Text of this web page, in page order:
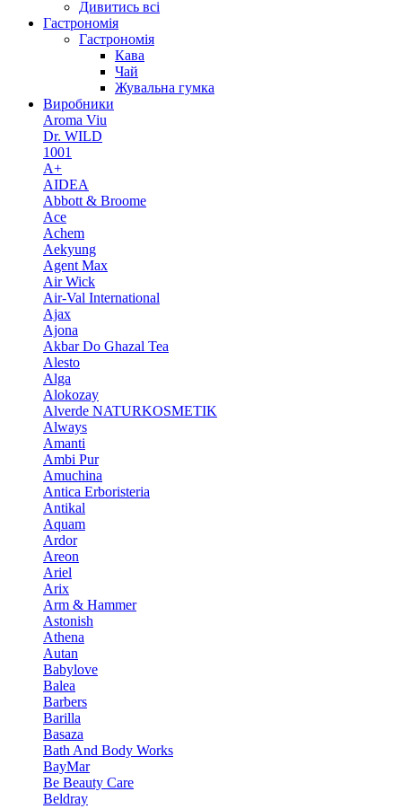
Дивитись всі
Гастрономія
Гастрономія
Кава
Чай
Жувальна гумка
Виробники
Aroma Viu
Dr. WILD
1001
A+
AIDEA
Abbott & Broome
Ace
Achem
Aekyung
Agent Max
Air Wick
Air-Val International
Ajax
Ajona
Akbar Do Ghazal Tea
Alesto
Alga
Alokozay
Alverde NATURKOSMETIK
Always
Amanti
Ambi Pur
Amuchina
Antica Erboristeria
Antikal
Aquam
Ardor
Areon
Ariel
Arix
Arm & Hammer
Astonish
Athena
Autan
Babylove
Balea
Barbers
Barilla
Basaza
Bath And Body Works
BayMar
Be Beauty Care
Beldray